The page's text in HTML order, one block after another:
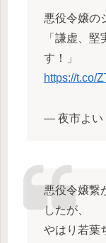
悪役令嬢の
「謙虚、
す！」
https://t.co/
— 夜市よい
悪役令嬢繋
したが、
やはり若葉